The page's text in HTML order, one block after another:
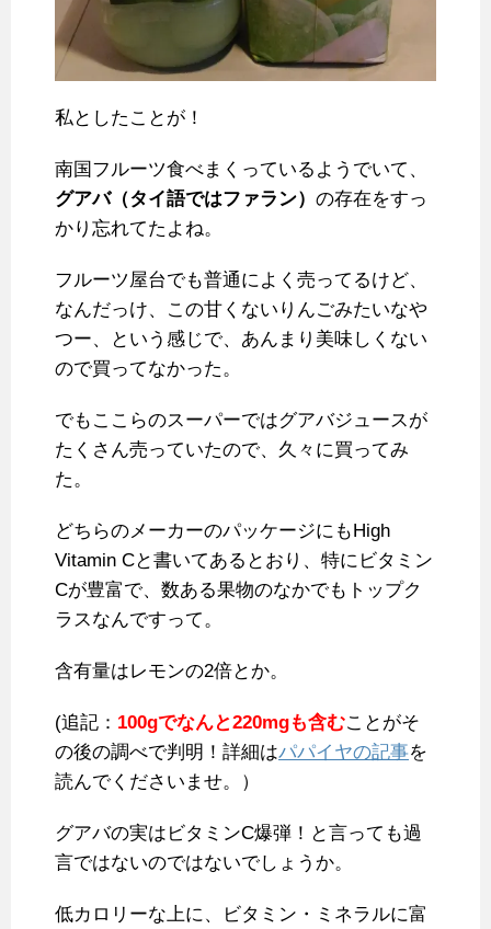
私としたことが！
南国フルーツ食べまくっているようでいて、
グアバ（タイ語ではファラン） の存在をすっ
かり忘れてたよね。
フルーツ屋台でも普通によく売ってるけど、
なんだっけ、この甘くないりんごみたいなや
つー、という感じで、あんまり美味しくない
ので買ってなかった。
でもここらのスーパーではグアバジュースが
たくさん売っていたので、久々に買ってみ
た。
どちらのメーカーのパッケージにもHigh
Vitamin Cと書いてあるとおり、特にビタミン
Cが豊富で、数ある果物のなかでもトップク
ラスなんですって。
含有量はレモンの2倍とか。
(追記： 100gでなんと220mgも含むことがそ
の後の調べで判明！詳細はパパイヤの記事を
読んでくださいませ。）
グアバの実はビタミンC爆弾！と言っても過
言ではないのではないでしょうか。
低カロリーな上に、ビタミン・ミネラルに富